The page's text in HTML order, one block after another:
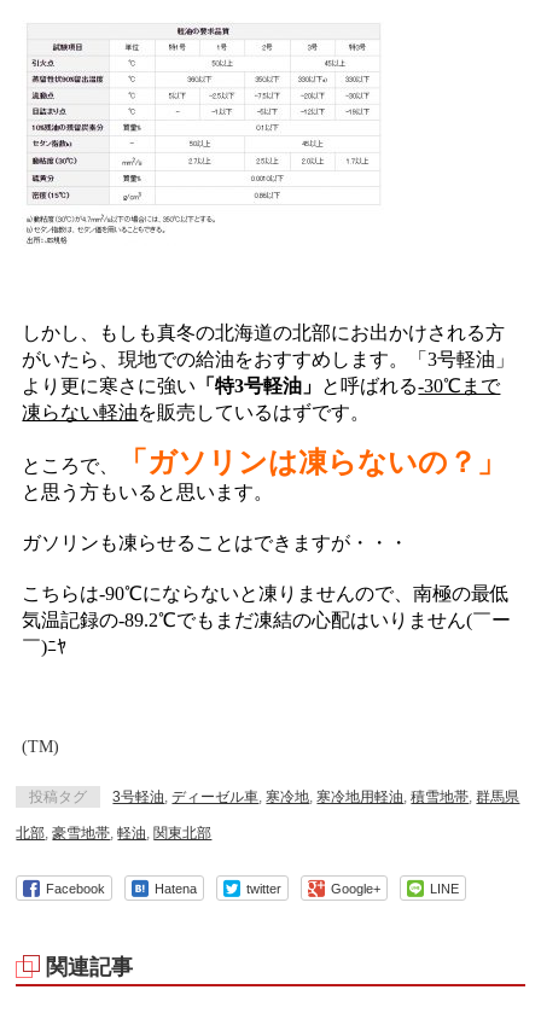
しかし、もしも真冬の北海道の北部にお出かけされる方
がいたら、現地での給油をおすすめします。「3号軽油」
より更に寒さに強い 「特3号軽油」 と呼ばれる-30℃まで
凍らない軽油を販売しているはずです。
ところで、 「ガソリンは凍らないの？」
と思う方もいると思います。
ガソリンも凍らせることはできますが・・・
こちらは-90℃にならないと凍りませんので、南極の最低
気温記録の-89.2℃でもまだ凍結の心配はいりません(￣ー
￣)ﾆﾔ
(TM)
投稿タグ 3号軽油,ディーゼル車,寒冷地,寒冷地用軽油,積雪地帯,群馬県
北部,豪雪地帯,軽油, 関東北部
Facebook Hatena twitter Google+ LINE
関連記事